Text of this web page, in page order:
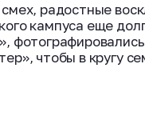
радостные
кампуса еще
чтобы в кругу